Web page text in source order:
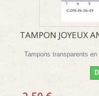
TAMPON JOYEUX
Tampons transparents